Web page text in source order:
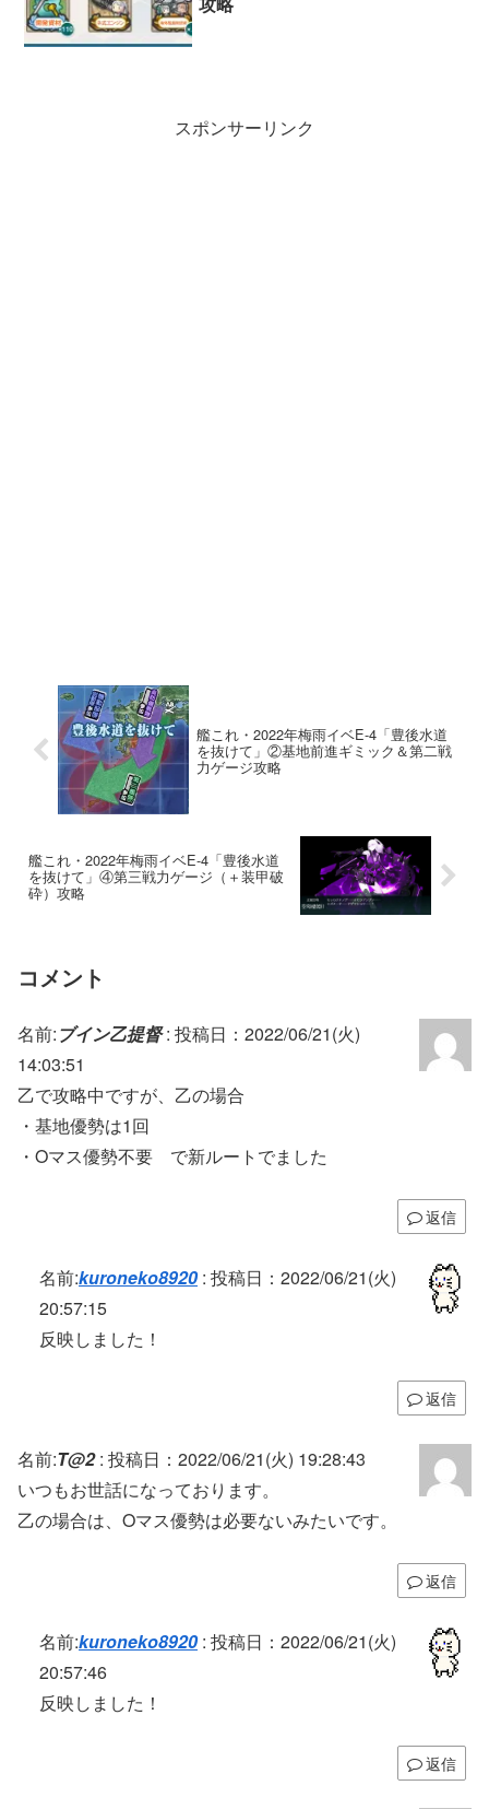
第三航空隊：防空
スポンサーリンク
艦これ・2022年梅雨イベE-4「豊後水道
を抜けて」②基地前進ギミック＆第二戦
力ゲージ攻略
艦これ・2022年梅雨イベE-4「豊後水道
を抜けて」④第三戦力ゲージ（＋装甲破
砕）攻略
コメント
名前:ブイン乙提督: 投稿日：2022/06/21(火)
14:03:51
乙で攻略中ですが、乙の場合
・基地優勢は1回
・Oマス優勢不要 で新ルートでました
返信
名前:kuroneko8920: 投稿日：2022/06/21(火)
20:57:15
反映しました！
返信
名前:T@2: 投稿日：2022/06/21(火) 19:28:43
いつもお世話になっております。
乙の場合は、Oマス優勢は必要ないみたいです。
返信
名前:kuroneko8920: 投稿日：2022/06/21(火)
20:57:46
反映しました！
返信